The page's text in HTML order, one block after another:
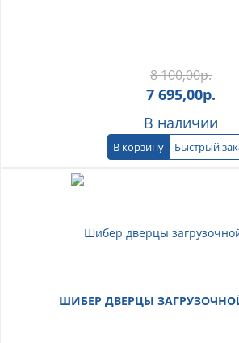
8 100,00р.
7 695,00р.
В наличии
В корзину Быстрый
ШИБЕР ДВЕРЦЫ